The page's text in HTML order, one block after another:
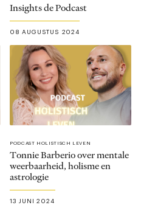
Insights de Podcast
08 AUGUSTUS 2024
PODCAST HOLISTISCH LEVEN
Tonnie Barberio over mentale
weerbaarheid, holisme en
astrologie
13 JUNI 2024